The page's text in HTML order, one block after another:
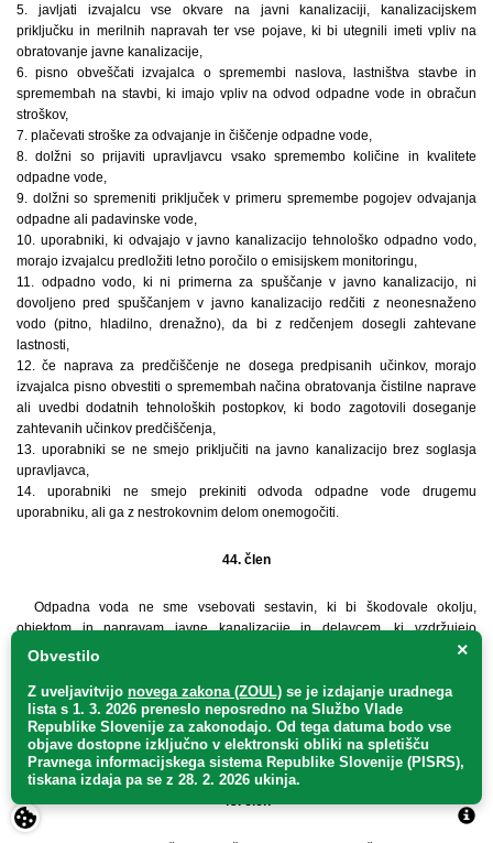
5. javljati izvajalcu vse okvare na javni kanalizaciji, kanalizacijskem
priključku in merilnih napravah ter vse pojave, ki bi utegnili imeti vpliv na
obratovanje javne kanalizacije,
6. pisno obveščati izvajalca o spremembi naslova, lastništva stavbe in
spremembah na stavbi, ki imajo vpliv na odvod odpadne vode in obračun
stroškov,
7. plačevati stroške za odvajanje in čiščenje odpadne vode,
8. dolžni so prijaviti upravljavcu vsako spremembo količine in kvalitete
odpadne vode,
9. dolžni so spremeniti priključek v primeru spremembe pogojev odvajanja
odpadne ali padavinske vode,
10. uporabniki, ki odvajajo v javno kanalizacijo tehnološko odpadno vodo,
morajo izvajalcu predložiti letno poročilo o emisijskem monitoringu,
11. odpadno vodo, ki ni primerna za spuščanje v javno kanalizacijo, ni
dovoljeno pred spuščanjem v javno kanalizacijo redčiti z neonesnaženo
vodo (pitno, hladilno, drenažno), da bi z redčenjem dosegli zahtevane
lastnosti,
12. če naprava za predčiščenje ne dosega predpisanih učinkov, morajo
izvajalca pisno obvestiti o spremembah načina obratovanja čistilne naprave
ali uvedbi dodatnih tehnoloških postopkov, ki bodo zagotovili doseganje
zahtevanih učinkov predčiščenja,
13. uporabniki se ne smejo priključiti na javno kanalizacijo brez soglasja
upravljavca,
14. uporabniki ne smejo prekiniti odvoda odpadne vode drugemu
uporabniku, ali ga z nestrokovnim delom onemogočiti.
44. člen
Odpadna voda ne sme vsebovati sestavin, ki bi škodovale okolju,
objektom in napravam javne kanalizacije in delavcem, ki vzdržujejo
kanalizacijsko omrežje. Vsebnost teh snovi ne sme preseči maksimalno
kanalizacijsko omrežje.
Prav tako je v ločeno zgrajeno fekalno kanalizacijo strogo prepovedano
odvajati meteorno, izvorno ali drenažno vodo, v ločeno zgrajeno meteorno
kanalizacijo pa tehnološko in fekalno odpadno vodo.
×
Obvestilo
Z uveljavitvijo novega zakona (ZOUL) se je izdajanje uradnega
lista s 1. 3. 2026 preneslo neposredno na Službo Vlade
Republike Slovenije za zakonodajo. Od tega datuma bodo vse
objave dostopne izključno v elektronski obliki na spletišču
Pravnega informacijskega sistema Republike Slovenije (PISRS),
tiskana izdaja pa se z 28. 2. 2026 ukinja.